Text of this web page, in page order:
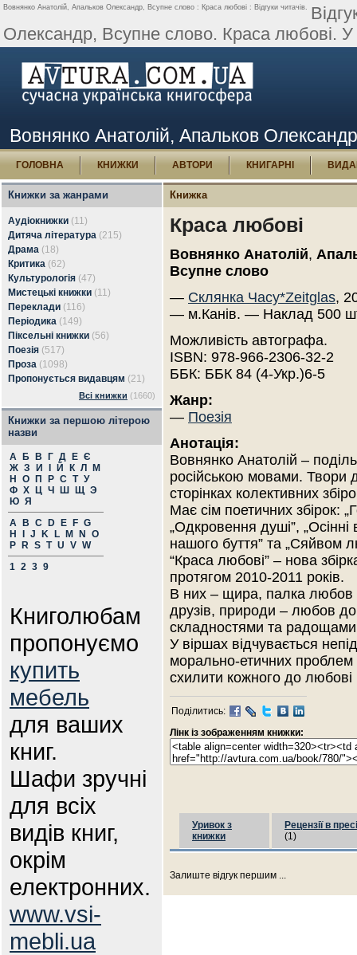
Вовнянко Анатолій, Апальков Олександр, Всупне слово : Краcа любові : Відгуки читачів.
Олександр, Всупне слово. Краcа любові. У
Вовнянко Анатолій, Апальков
ГОЛОВНА КНИЖКИ АВТОРИ КНИГАРНІ
Книжки за жанрами
Аудіокнижки (11)
Дитяча література (215)
Драма (18)
Критика (62)
Культурологія (47)
Мистецькі книжки (11)
Переклади (116)
Періодика (149)
Піксельні книжки (56)
Поезія (517)
Проза (1098)
Пропонується видавцям (21)
Всі книжки (1660)
Книжки за першою літерою
назви
А Б В Г Д Е Є
Ж З И Й К Л
М
Н
О П Р С Т У
Ф Х Ц Ч Ш Щ Э
Ю Я
A
B C D E F G
H
J K L M N
O
P
R S T U V W
1 2 3 9
Книголюбам
пропонуємо
купить
мебель
для ваших
книг.
Шафи зручні
для всіх
видів книг,
окрім
електронних.
www.vsi-
mebli.ua
Книжка
Краcа любові
Вовнянко Анатолій,
Всупне слово
— Склянка Часу*Zeitglas,
— м.Канів. — Наклад 500
Можливість автографа.
ISBN: 978-966-2306-32-2
ББК: ББК 84 (4-Укр.)6-5
Жанр:
— Поезія
Анотація:
Вовнянко Анатолій –
російською мовами. Твори
сторінках колективних
Має сім поетичних збірок:
„Одкровення душі”, „Осінні
нашого буття” та „Сяйвом
“Краcа любові” – нова
протягом 2010-2011 років.
В них – щира, палка любов
друзів, природи – любов
складностями та
У віршах відчувається
морально-етичних
схилити кожного до любові
Поділитись:
Лінк із зображенням книжки:
Уривок з
книжки
Рецензії в пресі
(1)
Залиште відгук першим ...